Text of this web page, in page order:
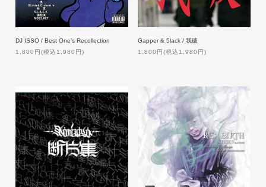
DJ ISSO / Best One’s Recollection
1,800円(税込1,980円)
Gapper & 5lack / 我破
1,800円(税込1,980円)